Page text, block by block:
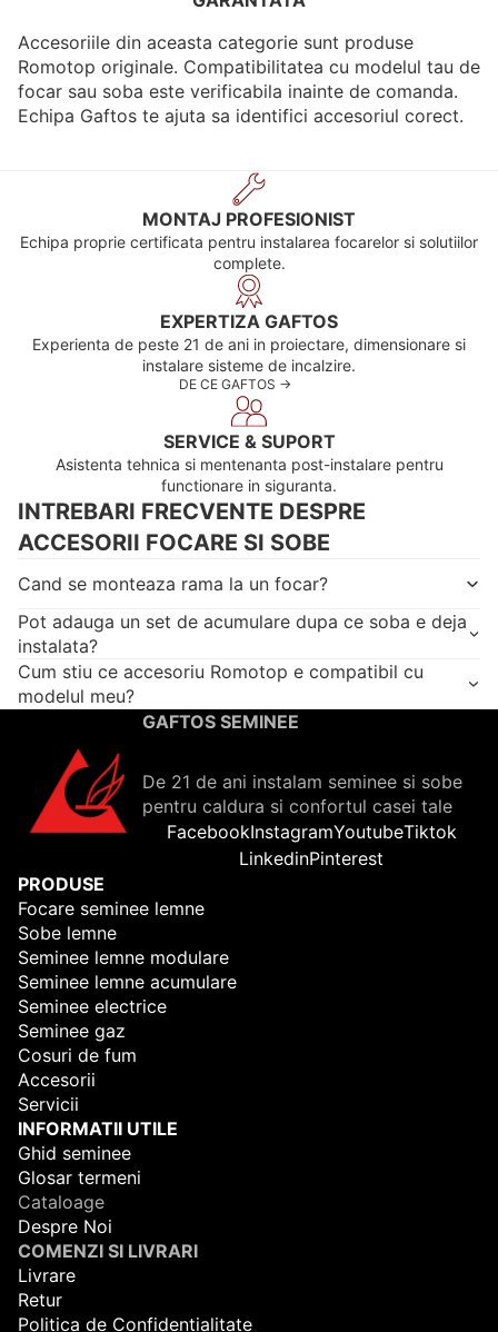
Accesoriile din aceasta categorie sunt produse
Romotop originale. Compatibilitatea cu modelul tau de
focar sau soba este verificabila inainte de comanda.
Echipa Gaftos te ajuta sa identifici accesoriul corect.
MONTAJ PROFESIONIST
Echipa proprie certificata pentru instalarea focarelor si solutiilor
complete.
EXPERTIZA GAFTOS
Experienta de peste 21 de ani in proiectare, dimensionare si
instalare sisteme de incalzire.
DE CE GAFTOS ->
SERVICE & SUPORT
Asistenta tehnica si mentenanta post-instalare pentru
functionare in siguranta.
INTREBARI FRECVENTE DESPRE
ACCESORII FOCARE SI SOBE
Cand se monteaza rama la un focar?
Pot adauga un set de acumulare dupa ce soba e deja
instalata?
Cum stiu ce accesoriu Romotop e compatibil cu
modelul meu?
GAFTOS SEMINEE
De 21 de ani instalam seminee si sobe
pentru caldura si confortul casei tale
FacebookInstagramYoutubeTiktok
LinkedinPinterest
PRODUSE
Focare seminee lemne
Sobe lemne
Seminee lemne modulare
Seminee lemne acumulare
Seminee electrice
Seminee gaz
Cosuri de fum
Accesorii
Servicii
INFORMATII UTILE
Ghid seminee
Glosar termeni
Cataloage
Despre Noi
COMENZI SI LIVRARI
Livrare
Retur
Politica de Confidentialitate